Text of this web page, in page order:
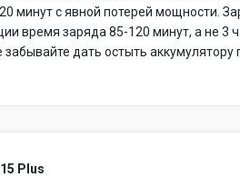
минут с явной потерей мощности.
время заряда 85-120 минут, а не 3
забывайте дать остыть аккумулятору
Plus